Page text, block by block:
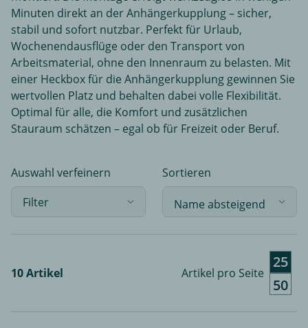
Minuten direkt an der Anhängerkupplung – sicher,
stabil und sofort nutzbar. Perfekt für Urlaub,
Wochenendausflüge oder den Transport von
Arbeitsmaterial, ohne den Innenraum zu belasten. Mit
einer Heckbox für die Anhängerkupplung gewinnen Sie
wertvollen Platz und behalten dabei volle Flexibilität.
Optimal für alle, die Komfort und zusätzlichen
Stauraum schätzen – egal ob für Freizeit oder Beruf.
Auswahl verfeinern
Filter
Sortieren
10 Artikel Artikel pro Seite
25
50